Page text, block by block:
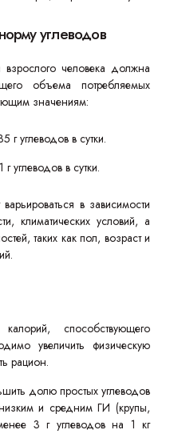
углеводов
человека должна
объема потребляемых
значениям:
г углеводов в сутки.
углеводов в сутки.
в зависимости
климатических условий, а
таких как пол, возраст и
способствующего
увеличить физическую
рацион.
долю простых углеводов
и средним ГИ (крупы,
3 г углеводов на 1 кг